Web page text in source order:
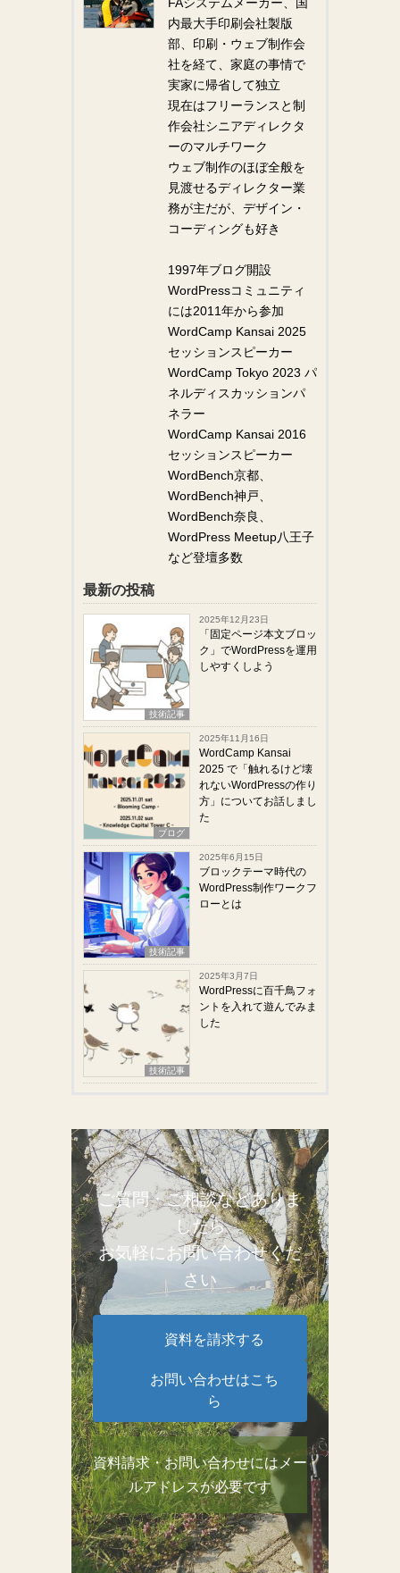
内最大手印刷会社製版
部、印刷・ウェブ制作会
社を経て、家庭の事情で
実家に帰省して独立
現在はフリーランスと制
作会社シニアディレクタ
ーのマルチワーク
ウェブ制作のほぼ全般を
見渡せるディレクター業
務が主だが、デザイン・
コーディングも好き
1997年ブログ開設
WordPressコミュニティ
には2011年から参加
WordCamp Kansai 2025
セッションスピーカー
WordCamp Tokyo 2023 パ
ネルディスカッションパ
ネラー
WordCamp Kansai 2016
セッションスピーカー
WordBench京都、
WordBench神戸、
WordBench奈良、
WordPress Meetup八王子
など登壇多数
最新の投稿
技術記事
2025年12月23日
「固定ページ本文ブロッ
ク」でWordPressを運用
しやすくしよう
ブログ
2025年11月16日
WordCamp Kansai
2025 で「触れるけど壊
れないWordPressの作り
方」についてお話しまし
た
技術記事
2025年6月15日
ブロックテーマ時代の
WordPress制作ワークフ
ローとは
技術記事
2025年3月7日
WordPressに百千鳥フォ
ントを入れて遊んでみま
した
ご質問・ご相談などありま
したら
お気軽にお問い合わせくだ
さい
資料を請求する
お問い合わせはこち
ら
資料請求・お問い合わせにはメー
ルアドレスが必要です